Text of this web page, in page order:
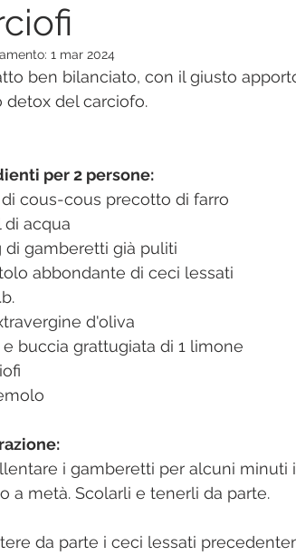
1 mar 2024
ben bilanciato, con il giusto
detox del carciofo.
per 2 persone:
di cous-cous precotto di farro
di acqua
di gamberetti già puliti
abbondante di ceci lessati
d'oliva
buccia grattugiata di 1 limone
i gamberetti per alcuni
a metà. Scolarli e tenerli da parte.
da parte i ceci lessati